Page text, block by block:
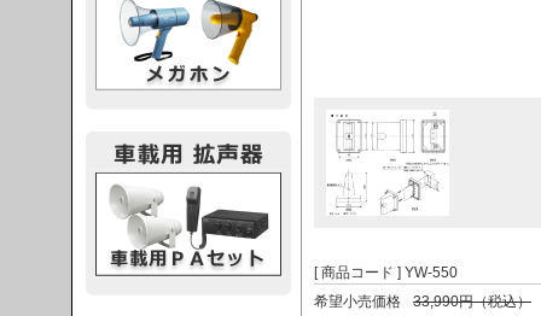
[ 商品コード ] YW-550
希望小売価格
33,990円（税込）